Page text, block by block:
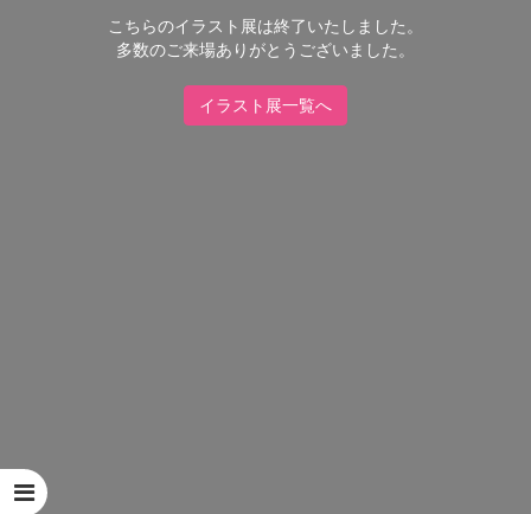
こちらのイラスト展は終了いたしました。
多数のご来場ありがとうございました。
イラスト展一覧へ